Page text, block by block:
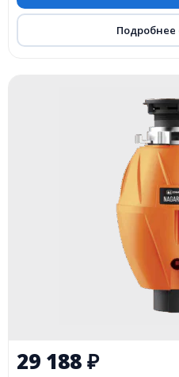
Подробнее
29 188₽